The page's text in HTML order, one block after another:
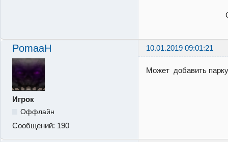
С
PomaaH 10.01.2019 09:01:21
Игрок
Оффлайн
Сообщений: 190
Может добавить